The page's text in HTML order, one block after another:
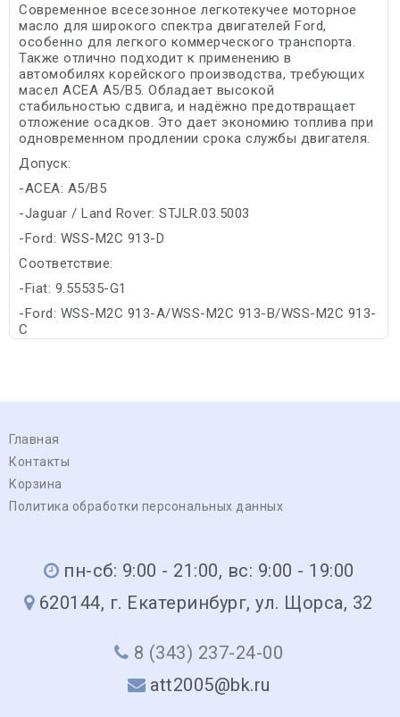
Современное всесезонное легкотекучее моторное
масло для широкого спектра двигателей Ford,
особенно для легкого коммерческого транспорта.
Также отлично подходит к применению в
автомобилях корейского производства, требующих
масел ACEA A5/B5. Обладает высокой
стабильностью сдвига, и надёжно предотвращает
отложение осадков. Это дает экономию топлива при
одновременном продлении срока службы двигателя.
Допуск:
-ACEA: A5/B5
-Jaguar / Land Rover: STJLR.03.5003
-Ford: WSS-M2C 913-D
Соответствие:
-Fiat: 9.55535-G1
-Ford: WSS-M2C 913-A/WSS-M2C 913-B/WSS-M2C 913-
C
Главная
Контакты
Корзина
Политика обработки персональных данных
пн-сб: 9:00 - 21:00, вс: 9:00 - 19:00
620144, г. Екатеринбург, ул. Щорса, 32
8 (343) 237-24-00
att2005@bk.ru